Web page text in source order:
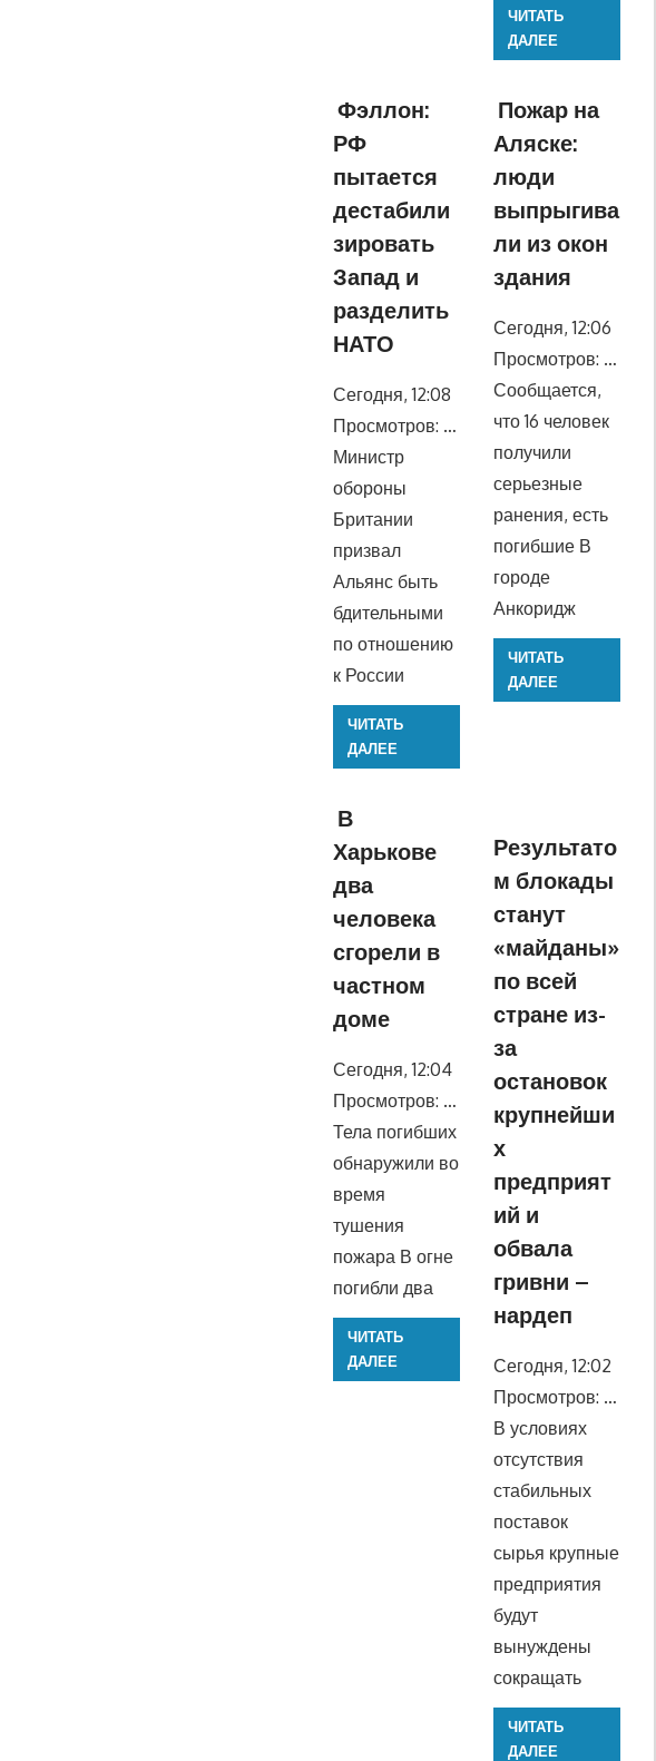
ЧИТАТЬ
ДАЛЕЕ
Фэллон:
РФ
пытается
дестабили
зировать
Запад и
разделить
НАТО
Сегодня, 12:08
Просмотров: …
Министр
обороны
Британии
призвал
Альянс быть
бдительными
по отношению
к России
ЧИТАТЬ
ДАЛЕЕ
Пожар на
Аляске:
люди
выпрыгива
ли из окон
здания
Сегодня, 12:06
Просмотров: …
Сообщается,
что 16 человек
получили
серьезные
ранения, есть
погибшие В
городе
Анкоридж
ЧИТАТЬ
ДАЛЕЕ
В
Харькове
два
человека
сгорели в
частном
доме
Сегодня, 12:04
Просмотров: …
Тела погибших
обнаружили во
время
тушения
пожара В огне
погибли два
ЧИТАТЬ
ДАЛЕЕ
Результато
м блокады
станут
«майданы»
по всей
стране из-
за
остановок
крупнейши
х
предприят
ий и
обвала
гривни –
нардеп
Сегодня, 12:02
Просмотров: …
В условиях
отсутствия
стабильных
поставок
сырья крупные
предприятия
будут
вынуждены
сокращать
ЧИТАТЬ
ДАЛЕЕ